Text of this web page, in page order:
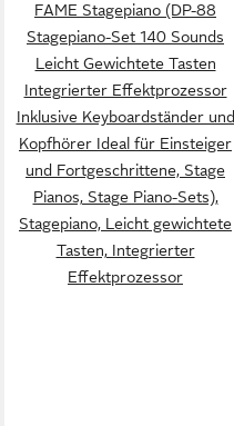
FAME Stagepiano (DP-88
Stagepiano-Set 140 Sounds
Leicht Gewichtete Tasten
Integrierter Effektprozessor
Inklusive Keyboardständer und
Kopfhörer Ideal für Einsteiger
und Fortgeschrittene, Stage
Pianos, Stage Piano-Sets),
Stagepiano, Leicht gewichtete
Tasten, Integrierter
Effektprozessor